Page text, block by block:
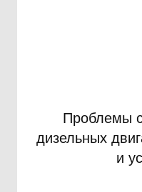
Проблемы
дизельных
и